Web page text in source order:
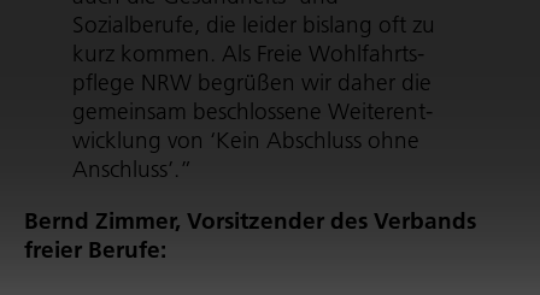
Sozialberufe, die leider bislang oft zu
kurz kommen. Als Freie Wohl­fahrts­
pflege NRW begrüßen wir daher die
gemeinsam beschlossene Weiter­ent­
wick­lung von ‘Kein Abschluss ohne
Anschluss’.”
Bernd Zimmer, Vorsitzender des Verbands
freier Berufe: